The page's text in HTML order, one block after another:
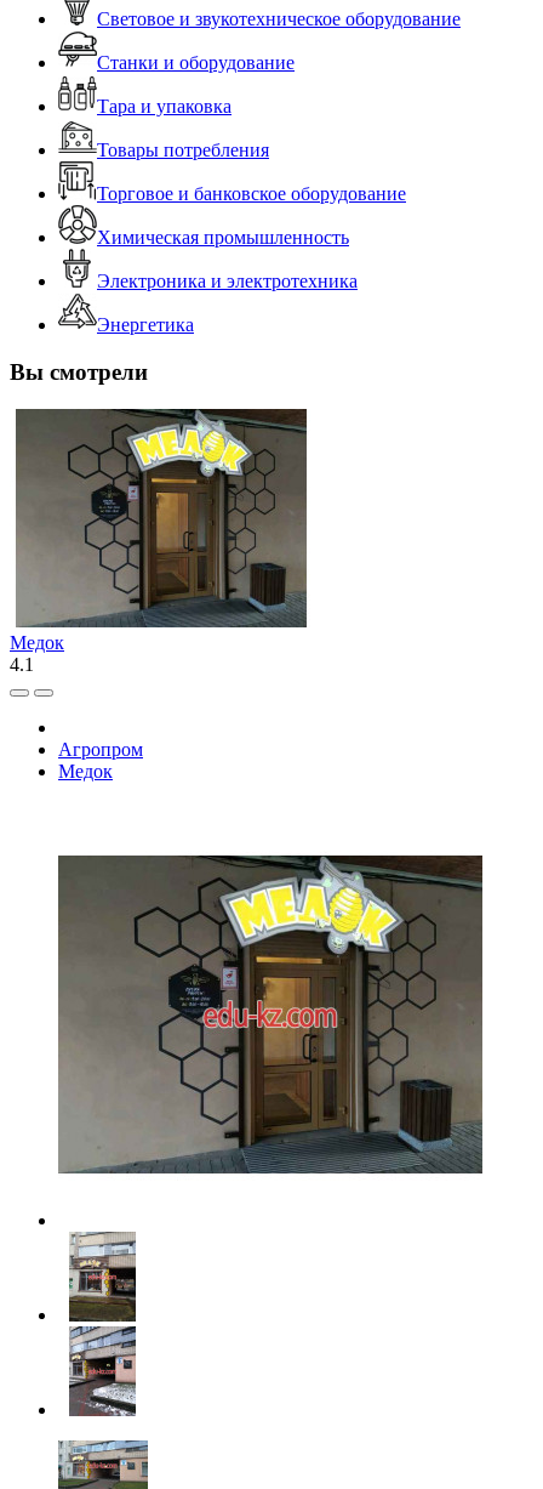
Световое и звукотехническое оборудование
Станки и оборудование
Тара и упаковка
Товары потребления
Торговое и банковское оборудование
Химическая промышленность
Электроника и электротехника
Энергетика
Вы смотрели
Медок
4.1
Агропром
Медок